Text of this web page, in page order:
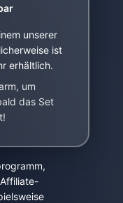
unserer
ist
erhältlich.
um
das Set